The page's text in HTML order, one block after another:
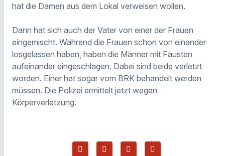
hat die Damen aus dem Lokal verweisen wollen.
Dann hat sich auch der Vater von einer der Frauen
eingemischt. Während die Frauen schon von einander
losgelassen haben, haben die Männer mit Fäusten
aufeinander eingeschlagen. Dabei sind beide verletzt
worden. Einer hat sogar vom BRK behandelt werden
müssen. Die Polizei ermittelt jetzt wegen
Körperverletzung.